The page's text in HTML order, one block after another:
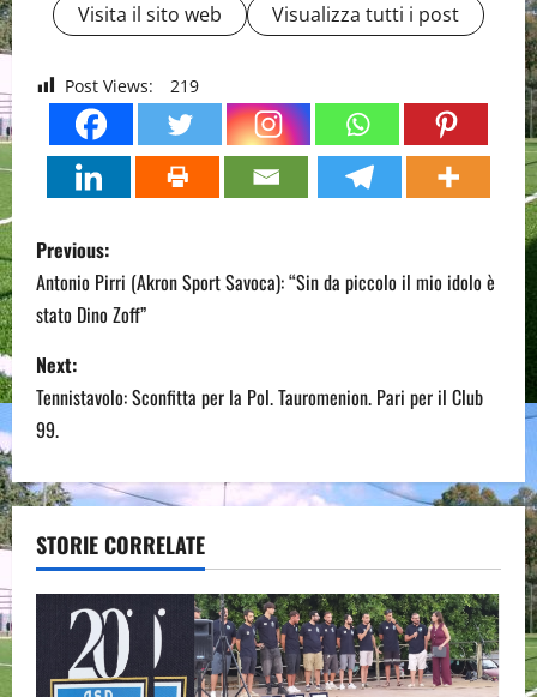
Visita il sito web Visualizza tutti i post
Post Views: 219
P
o
s
t
n
a
v
i
Previous:
Antonio Pirri (Akron Sport Savoca): “Sin da piccolo il mio idolo è
stato Dino Zoff”
Next:
Tennistavolo: Sconfitta per la Pol. Tauromenion. Pari per il Club
99.
STORIE CORRELATE